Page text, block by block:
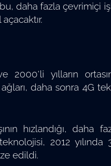
daha fazla çevrimiçi
2000'li yılların
daha sonra 4G
hızlandığı, daha
2012 yılında
edildi.